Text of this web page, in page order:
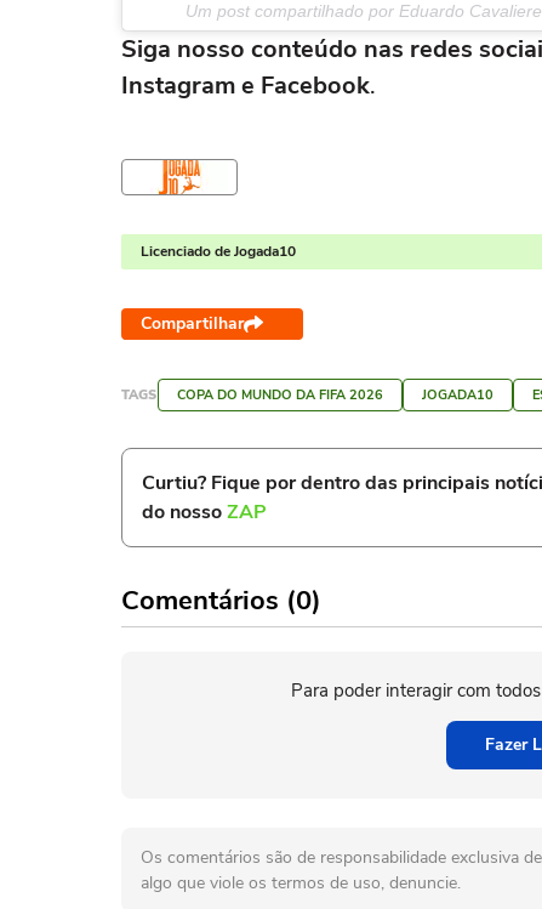
Um post compartilhado por Eduardo
Siga nosso conteúdo nas redes
Instagram e Facebook.
Licenciado de Jogada10
Compartilhar
TAGS COPA DO MUNDO DA FIFA 2026 JOGADA10
Curtiu? Fique por dentro das principais
do nossoZAP
Comentários (0)
Para poder interagir com
Fazer
Os comentários são de responsabilidade exclusiva
algo que viole os termos de uso, denuncie.